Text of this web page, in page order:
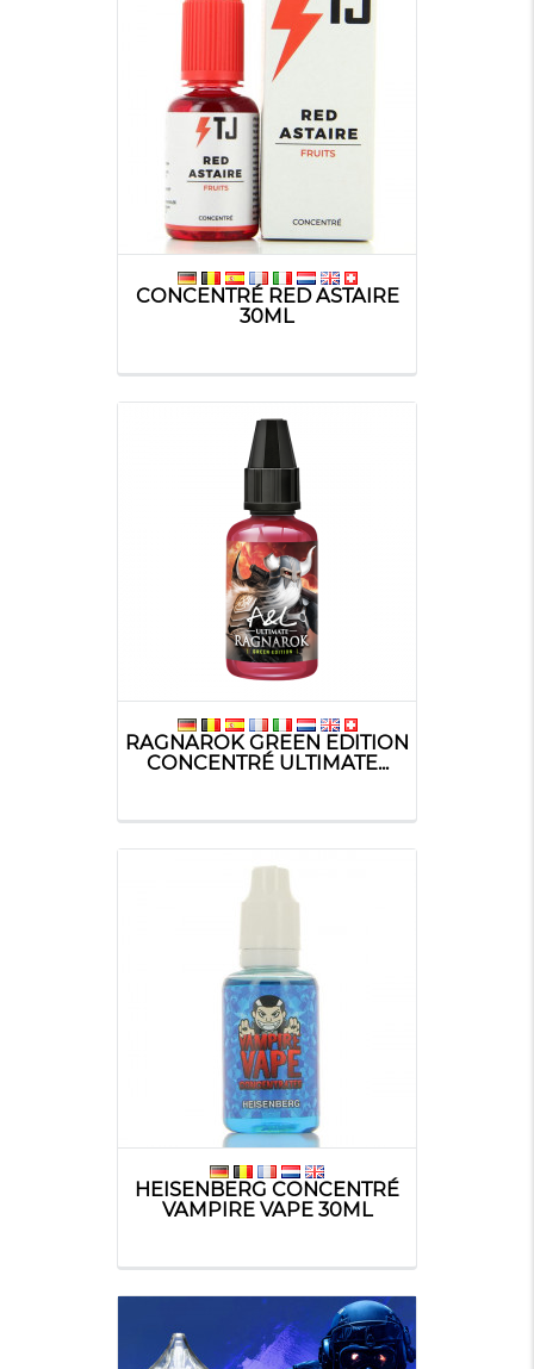
CONCENTRÉ RED ASTAIRE
30ML
RAGNAROK GREEN EDITION
CONCENTRÉ ULTIMATE...
HEISENBERG CONCENTRÉ
VAMPIRE VAPE 30ML